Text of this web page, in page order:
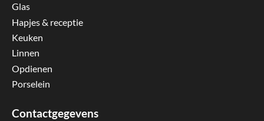
Glas
Hapjes & receptie
Keuken
Linnen
Opdienen
Porselein
Contactgegevens